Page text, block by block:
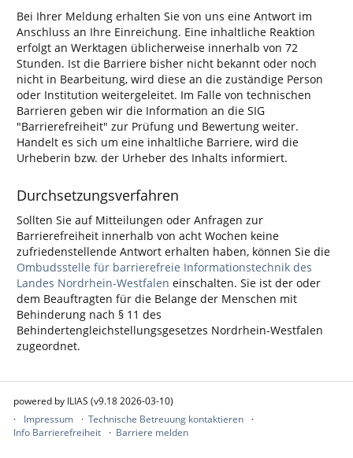
Bei Ihrer Meldung erhalten Sie von uns eine Antwort im
Anschluss an Ihre Einreichung. Eine inhaltliche Reaktion
erfolgt an Werktagen üblicherweise innerhalb von 72
Stunden. Ist die Barriere bisher nicht bekannt oder noch
nicht in Bearbeitung, wird diese an die zuständige Person
oder Institution weitergeleitet. Im Falle von technischen
Barrieren geben wir die Information an die SIG
"Barrierefreiheit" zur Prüfung und Bewertung weiter.
Handelt es sich um eine inhaltliche Barriere, wird die
Urheberin bzw. der Urheber des Inhalts informiert.
Durchsetzungsverfahren
Sollten Sie auf Mitteilungen oder Anfragen zur
Barrierefreiheit innerhalb von acht Wochen keine
zufriedenstellende Antwort erhalten haben, können Sie die
Ombudsstelle für barrierefreie Informationstechnik des
Landes Nordrhein-Westfalen einschalten. Sie ist der oder
dem Beauftragten für die Belange der Menschen mit
Behinderung nach § 11 des
Behindertengleichstellungsgesetzes Nordrhein-Westfalen
zugeordnet.
powered by ILIAS (v9.18 2026-03-10)
Impressum
Technische Betreuung kontaktieren
Info Barrierefreiheit
Barriere melden